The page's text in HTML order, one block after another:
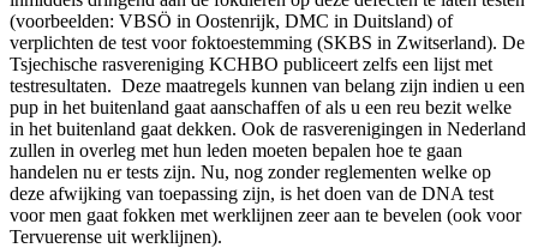
(voorbeelden: VBSÖ in Oostenrijk, DMC in Duitsland) of
verplichten de test voor foktoestemming (SKBS in Zwitserland). De
Tsjechische rasvereniging KCHBO publiceert zelfs een lijst met
testresultaten. Deze maatregels kunnen van belang zijn indien u een
pup in het buitenland gaat aanschaffen of als u een reu bezit welke
in het buitenland gaat dekken. Ook de rasverenigingen in Nederland
zullen in overleg met hun leden moeten bepalen hoe te gaan
handelen nu er tests zijn. Nu, nog zonder reglementen welke op
deze afwijking van toepassing zijn, is het doen van de DNA test
voor men gaat fokken met werklijnen zeer aan te bevelen (ook voor
Tervuerense uit werklijnen).